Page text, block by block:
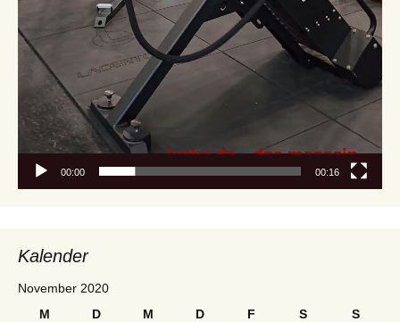
00:00 00:16
Kalender
November 2020
M
D M D F S
S